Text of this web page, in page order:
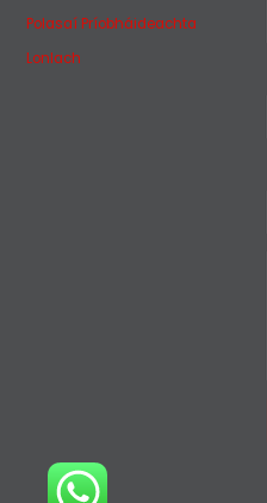
Polasaí Príobháideachta
Lonlach